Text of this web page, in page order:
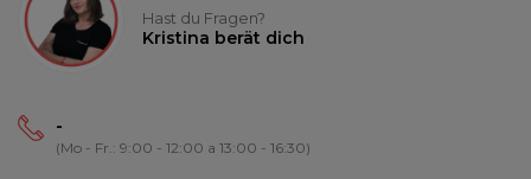
Hast du Fragen?
Kristina berät dich
-
(Mo - Fr.: 9:00 - 12:00 a 13:00 - 16:30)